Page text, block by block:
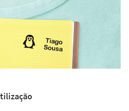
do carimbo auto-entintado
material transparente para
tem uma forma de U, liga-se
carimbo, na sua parte frontal